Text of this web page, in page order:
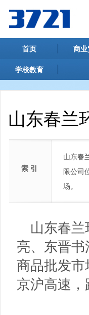
首页 商业
学校教育
山东春兰
索 引
山东春
限公司
场。
山东春兰
亮、东晋
商品批发市
京沪高速